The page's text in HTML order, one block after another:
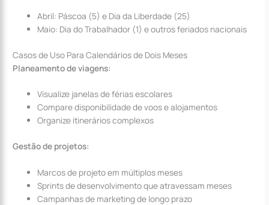
Abril: Páscoa (5) e Dia da Liberdade (25)
Maio: Dia do Trabalhador (1) e outros feriados nacionais
Casos de Uso Para Calendários de Dois Meses
Planeamento de viagens:
Visualize janelas de férias escolares
Compare disponibilidade de voos e alojamentos
Organize itinerários complexos
Gestão de projetos:
Marcos de projeto em múltiplos meses
Sprints de desenvolvimento que atravessam meses
Campanhas de marketing de longo prazo